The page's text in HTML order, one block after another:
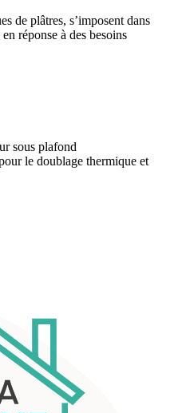
de plâtres, s’imposent dans
réponse à des besoins
sous plafond
le doublage thermique et